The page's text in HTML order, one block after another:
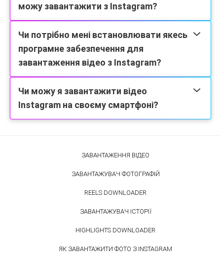
можу завантажити з Instagram?
Чи потрібно мені встановлювати якесь
програмне забезпечення для
завантаження відео з Instagram?
Чи можу я завантажити відео
Instagram на своєму смартфоні?
ЗАВАНТАЖЕННЯ ВІДЕО
ЗАВАНТАЖУВАЧ ФОТОГРАФІЙ
REELS DOWNLOADER
ЗАВАНТАЖУВАЧ ІСТОРІЇ
HIGHLIGHTS DOWNLOADER
ЯК ЗАВАНТАЖИТИ ФОТО З INSTAGRAM